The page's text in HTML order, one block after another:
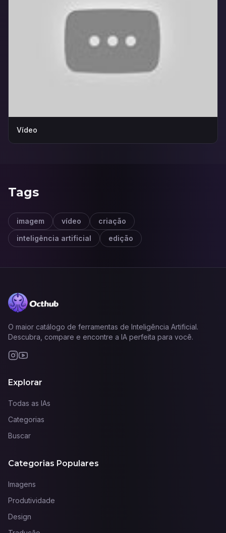
Vídeo
Tags
imagem vídeo
criação
inteligência artificial
edição
O maior catálogo de ferramentas de Inteligência Artificial.
Descubra, compare e encontre a IA perfeita para você.
Explorar
Todas as IAs
Categorias
Buscar
Categorias Populares
Imagens
Produtividade
Design